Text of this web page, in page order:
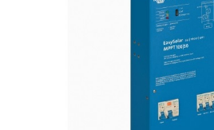
Panouri fotovoltaice si accesorii